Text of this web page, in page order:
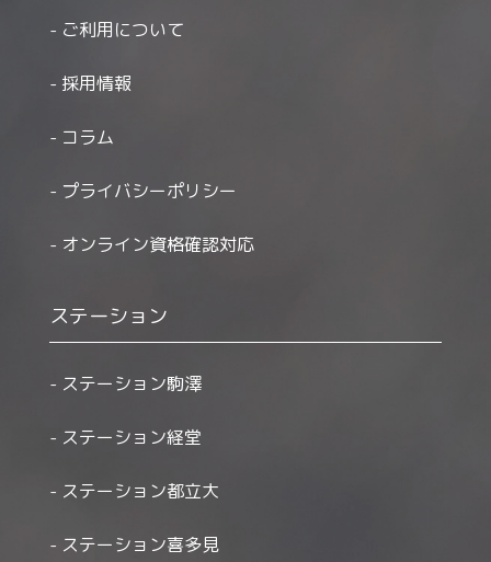
ご利用について
採用情報
コラム
プライバシーポリシー
オンライン資格確認対応
ステーション
ステーション駒澤
ステーション経堂
ステーション都立大
ステーション喜多見